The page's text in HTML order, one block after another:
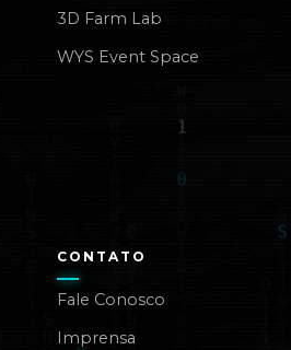
3D Farm Lab
WYS Event Space
CONTATO
Fale Conosco
Imprensa